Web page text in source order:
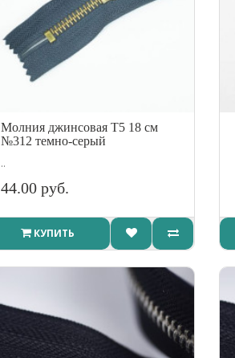
Молния джинсовая Т5 18 см
№312 темно-серый
..
44.00 руб.
КУПИТЬ